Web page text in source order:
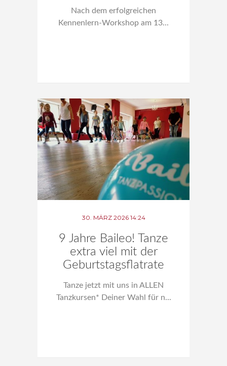
Nach dem erfolgreichen
Kennenlern-Workshop am 13...
30. MÄRZ 2026 14:24
9 Jahre Baileo! Tanze
extra viel mit der
Geburtstagsflatrate
Tanze jetzt mit uns in ALLEN
Tanzkursen* Deiner Wahl für n...